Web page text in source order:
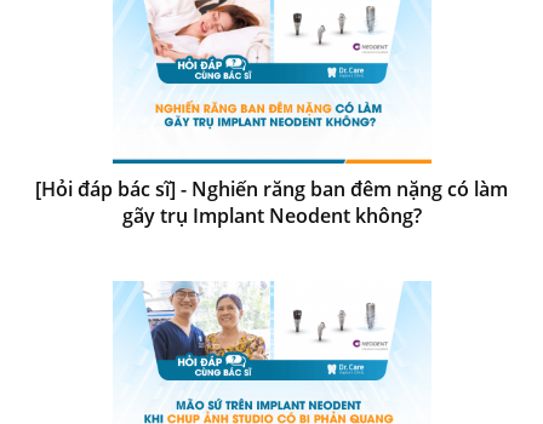
[Hỏi đáp bác sĩ] - Nghiến răng ban đêm nặng có làm
gãy trụ Implant Neodent không?